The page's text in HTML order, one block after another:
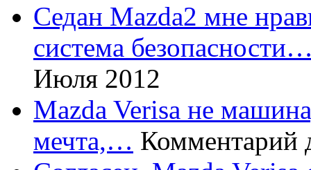
Седан Mazda2 мне
система
Июля 2012
Mazda Verisa не
мечта,… Комментарий